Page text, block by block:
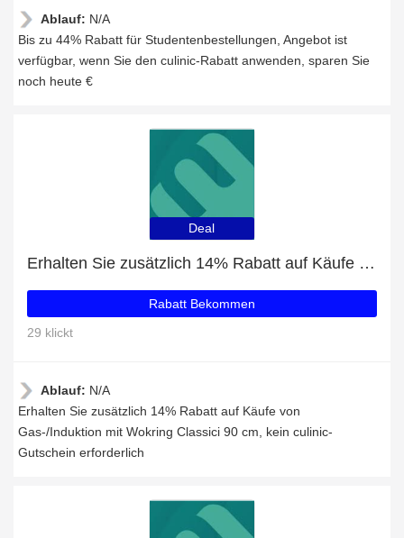
Ablauf: N/A
Bis zu 44% Rabatt für Studentenbestellungen, Angebot ist
verfügbar, wenn Sie den culinic-Rabatt anwenden, sparen Sie
noch heute €
Deal
Erhalten Sie zusätzlich 14% Rabatt auf Käufe von Gas-/Induktion mit Wokring Classici 90 cm
Rabatt Bekommen
29 klickt
Ablauf: N/A
Erhalten Sie zusätzlich 14% Rabatt auf Käufe von
Gas-/Induktion mit Wokring Classici 90 cm, kein culinic-
Gutschein erforderlich